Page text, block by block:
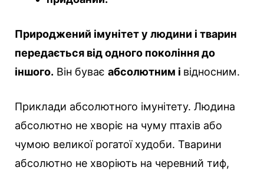
Природжений імунітет у людини і тварин
передається від одного покоління до
іншого. Він буває абсолютним і відносним.
Приклади абсолютного імунітету. Людина
абсолютно не хворіє на чуму птахів або
чумою великої рогатої худоби. Тварини
абсолютно не хворіють на черевний тиф,